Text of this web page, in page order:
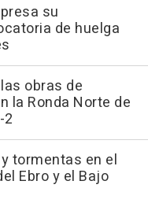
su
de huelga
obras de
la Ronda Norte de
2
tormentas en el
Ebro y el Bajo